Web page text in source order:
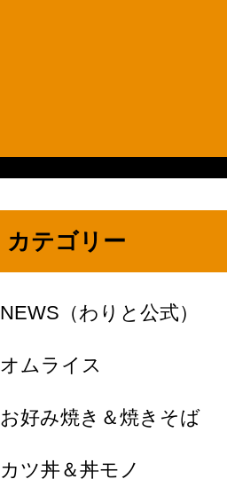
カテゴリー
NEWS（わりと公式）
オムライス
お好み焼き＆焼きそば
カツ丼＆丼モノ